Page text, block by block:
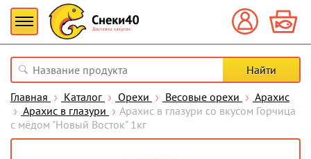
Главная Каталог Орехи Весовые орехи
Арахис
Арахис в глазури
Арахис в глазури со вкусом Горчица
с мёдом "Новый Восток" 1кг